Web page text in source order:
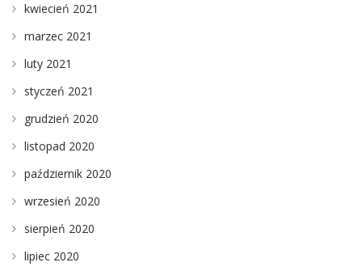
kwiecień 2021
marzec 2021
luty 2021
styczeń 2021
grudzień 2020
listopad 2020
październik 2020
wrzesień 2020
sierpień 2020
lipiec 2020